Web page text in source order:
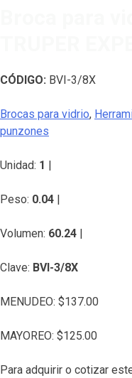
CÓDIGO: BVI-3/8X
Brocas para vidrio,
punzones
Unidad: 1 |
Peso: 0.04 |
Volumen: 60.24 |
Clave: BVI-3/8X
MENUDEO: $137.00
MAYOREO: $125.00
Para adquirir o cotizar